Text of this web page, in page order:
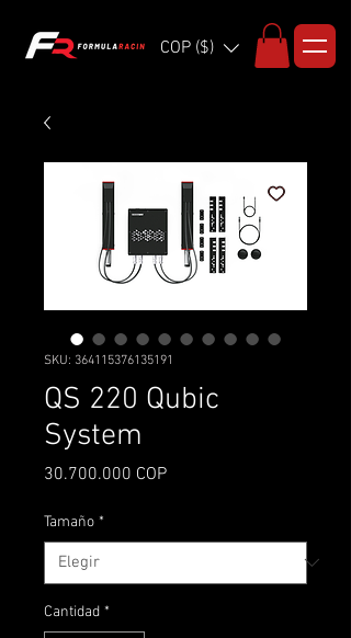
COP ($)
SKU: 364115376135191
QS 220 Qubic
System
30.700.000 COPPrecio
Tamaño *
Cantidad *